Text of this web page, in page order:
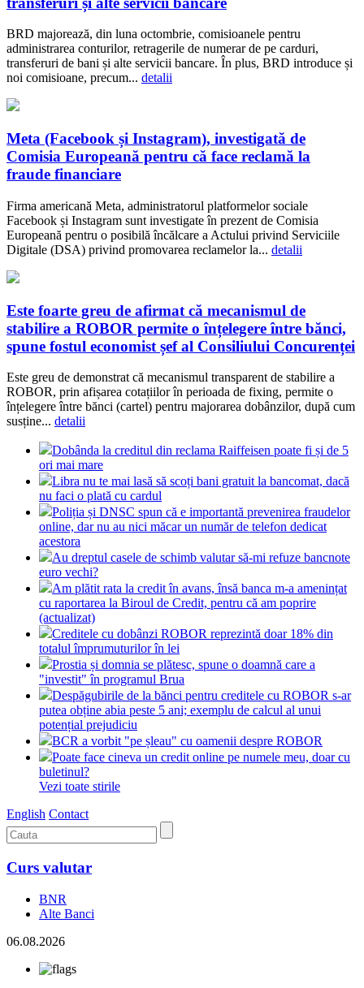
BRD majorează, din luna octombrie, comisioanele pentru
administrarea conturilor, retragerile de numerar de pe carduri,
transferuri de bani și alte servicii bancare. În plus, BRD introduce și
noi comisioane, precum... detalii
Meta (Facebook și Instagram), investigată de
Comisia Europeană pentru că face reclamă la
fraude financiare
Firma americană Meta, administratorul platformelor sociale
Facebook și Instagram sunt investigate în prezent de Comisia
Europeană pentru o posibilă încălcare a Actului privind Serviciile
Digitale (DSA) privind promovarea reclamelor la... detalii
Este foarte greu de afirmat că mecanismul de
stabilire a ROBOR permite o înțelegere între bănci,
spune fostul economist șef al Consiliului Concurenței
Este greu de demonstrat că mecanismul transparent de stabilire a
ROBOR, prin afișarea cotațiilor în perioada de fixing, permite o
înțelegere între bănci (cartel) pentru majorarea dobânzilor, după cum
susține... detalii
Dobânda la creditul din reclama Raiffeisen poate fi și de 5
ori mai mare
Libra nu te mai lasă să scoți bani gratuit la bancomat, dacă
nu faci o plată cu cardul
Poliția și DNSC spun că e importantă prevenirea fraudelor
online, dar nu au nici măcar un număr de telefon dedicat
acestora
Au dreptul casele de schimb valutar să-mi refuze bancnote
euro vechi?
Am plătit rata la credit în avans, însă banca m-a amenințat
cu raportarea la Biroul de Credit, pentru că am poprire
(actualizat)
Creditele cu dobânzi ROBOR reprezintă doar 18% din
totalul împrumuturilor în lei
Prostia și domnia se plătesc, spune o doamnă care a
"investit" în programul Brua
Despăgubirile de la bănci pentru creditele cu ROBOR s-ar
putea obține abia peste 5 ani; exemplu de calcul al unui
potențial prejudiciu
BCR a vorbit "pe șleau" cu oamenii despre ROBOR
Poate face cineva un credit online pe numele meu, doar cu
buletinul?
Vezi toate stirile
English Contact
Curs valutar
BNR
Alte Banci
06.08.2026